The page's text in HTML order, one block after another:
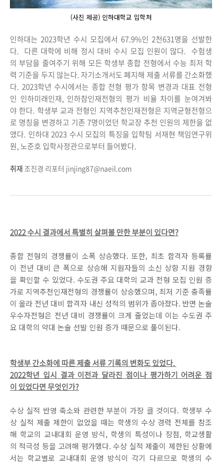
(사진 제공) 인하대학교 입학처
인하대는 2023학년 수시 모집에서 67.9%인 2천631명을 선발한
다. 다른 대학에 비해 정시 대비 수시 모집 인원이 많다. 수험생
의 부담을 줄여주기 위해 모든 학생부 종합 전형에서 수능 최저 학
력 기준을 두지 않는다. 자기소개서도 폐지해 제출 서류를 간소화했
다. 2023학년 수시에서는 종합 전형 평가 항목 변경과 대표 전형
인 인하미래인재, 인하참인재전형의 평가 비율 차이를 눈여겨봐
야 한다. 학생부 교과 전형인 지역추천인재전형은 지역균형전형으
로 명칭을 변경하고 기존 7명이었던 학교장 추천 인원의 제한을 없
앴다. 인하대 2023 수시 모집의 특징을 입학팀 서재현 책임연구위
원, 노준호 입학사정관으로부터 들어봤다.
취재 조진경 리포터 jinjing87@naeil.com
2022 수시 결과에서 특별히 살펴볼 만한 부분이 있다면?
종합 전형의 경쟁률이 소폭 상승했다. 또한, 최초 합격자 등록률
이 전년 대비 큰 폭으로 상승해 지원자들의 소신 상향 지원 경향
을 확인할 수 있었다. 수도권 주요 대학의 교과 전형 모집 인원 증
가로 지역추천인재전형의 경쟁률이 상승했으며, 최저 기준 충족률
이 올라 전년 대비 합격자 내신 성적의 범위가 좁아졌다. 반면 논술
우수자전형은 전년 대비 경쟁률이 크게 줄었는데 이는 수도권 주
요 대학의 약대 논술 선발 인원 증가 때문으로 풀이된다.
학생부 간소화에 따른 제출 서류 기록의 변화도 있었다.
2022학년 입시 결과 이전과 달라진 점이나 평가하기 어려운 점
이 있었다면 무엇인가?
수상 실적 반영 축소와 관련한 부분이 가장 클 것이다. 학생부 수
상 실적 제출 제한이 없었을 때는 학생의 수상 경력 전체를 참조
해 학교의 교내대회 운영 방식, 학생의 특성이나 장점, 학교생활
의 적극성 등을 고려해 평가했다. 수상 실적 제출이 제한된 상황에
서는 학교별로 교내대회 운영 방식이 각기 다르므로 학생의 수